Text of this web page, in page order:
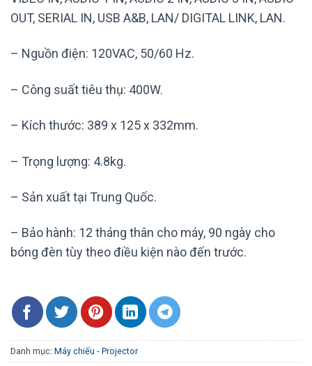
OUT, SERIAL IN, USB A&B, LAN/ DIGITAL LINK, LAN.
– Nguồn điện: 120VAC, 50/60 Hz.
– Công suất tiêu thụ: 400W.
– Kích thước: 389 x 125 x 332mm.
– Trọng lượng: 4.8kg.
– Sản xuất tại Trung Quốc.
– Bảo hành: 12 tháng thân cho máy, 90 ngày cho
bóng đèn tùy theo điều kiện nào đến trước.
Danh mục: Máy chiếu - Projector